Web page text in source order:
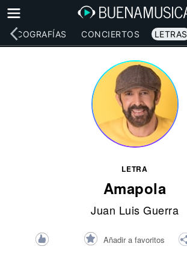
DISCOGRAFÍAS CONCIERTOS LETRAS
LETRA
Amapola
Juan Luis Guerra
Añadir a favoritos